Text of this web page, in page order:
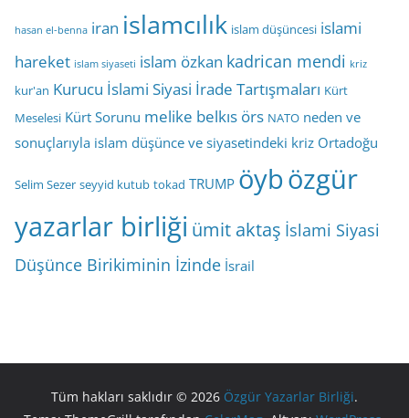
hasan el-benna iran islamcılık islam düşüncesi islami
hareket islam siyaseti islam özkan kadrican mendi kriz
kur'an Kurucu İslami Siyasi İrade Tartışmaları Kürt
Meselesi Kürt Sorunu melike belkıs örs NATO neden ve
sonuçlarıyla islam düşünce ve siyasetindeki kriz Ortadoğu
Selim Sezer seyyid kutub tokad TRUMP öybözgür
yazarlar birliği ümit aktaş İslami Siyasi
Düşünce Birikiminin İzinde İsrail
Tüm hakları saklıdır © 2026 Özgür Yazarlar Birliği.